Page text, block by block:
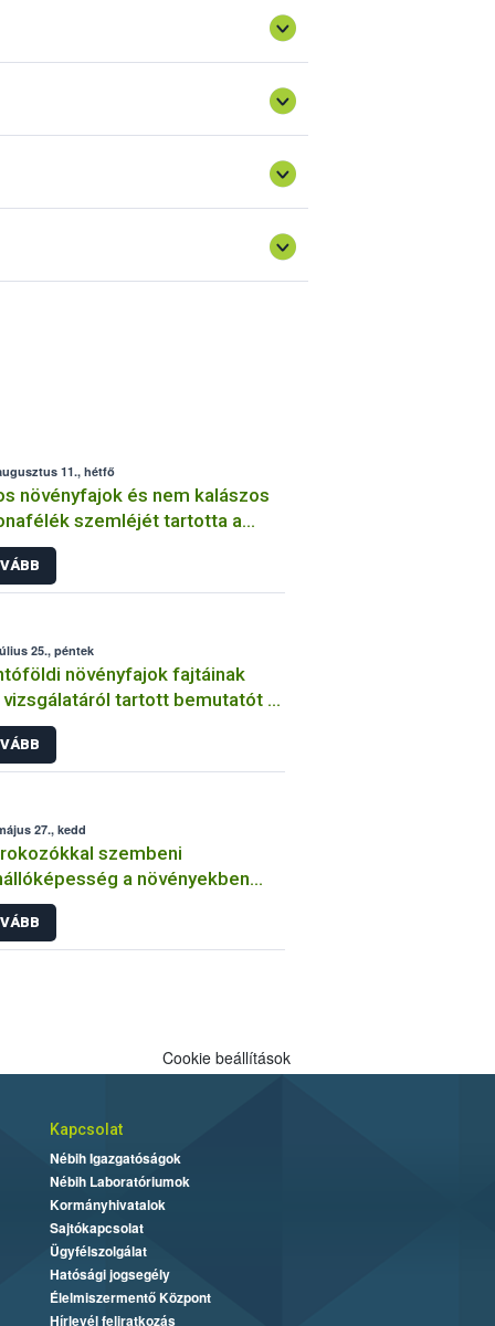
11., hétfő
növényfajok és nem kalászos
szemléjét tartotta a
25., péntek
növényfajok fajtáinak
vizsgálatáról tartott bemutatót a
27., kedd
szembeni
a növényekben
végzi a kórtani
a Nébih?
Cookie beállítások
Kapcsolat
Nébih Igazgatóságok
Nébih Laboratóriumok
Kormányhivatalok
Sajtókapcsolat
Ügyfélszolgálat
Hatósági jogsegély
Élelmiszermentő Központ
Hírlevél feliratkozás